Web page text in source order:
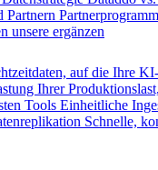
Partnern
unsere ergänzen
auf die Ihre
Ihrer
Tools Einheitliche
Schnelle,